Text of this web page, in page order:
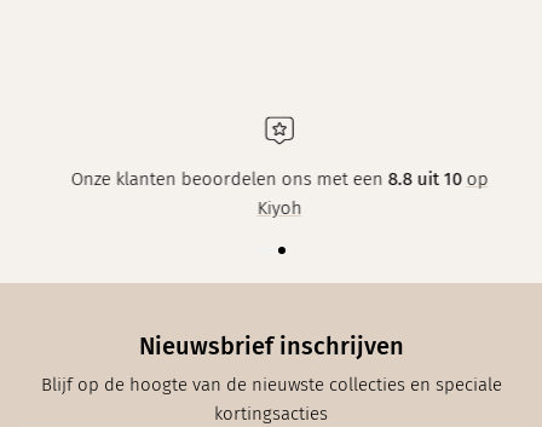
Onze klanten beoordelen ons met een8.8 uit 10op
Kiyoh
Nieuwsbrief inschrijven
Blijf op de hoogte van de nieuwste collecties en speciale
kortingsacties